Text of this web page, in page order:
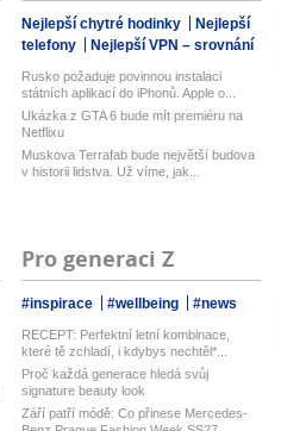
Nejlepší chytré hodinky
Nejlepší
telefony
Nejlepší VPN – srovnání
Rusko požaduje povinnou instalaci
státních aplikací do iPhonů. Apple o...
Ukázka z GTA 6 bude mít premiéru na
Netflixu
Muskova Terrafab bude největší budova
v historii lidstva. Už víme, jak...
Pro generaci Z
#inspirace #wellbeing #news
RECEPT: Perfektní letní kombinace,
které tě zchladí, i kdybys nechtěl*...
Proč každá generace hledá svůj
signature beauty look
Září patří módě: Co přinese Mercedes-